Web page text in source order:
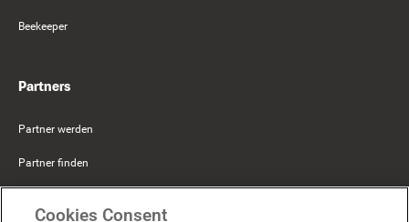
Beekeeper
Partners
Partner werden
Partner finden
Cookies Consent